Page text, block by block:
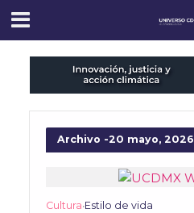
Archivo -20 mayo, 2026
Cultura•Estilo de vida